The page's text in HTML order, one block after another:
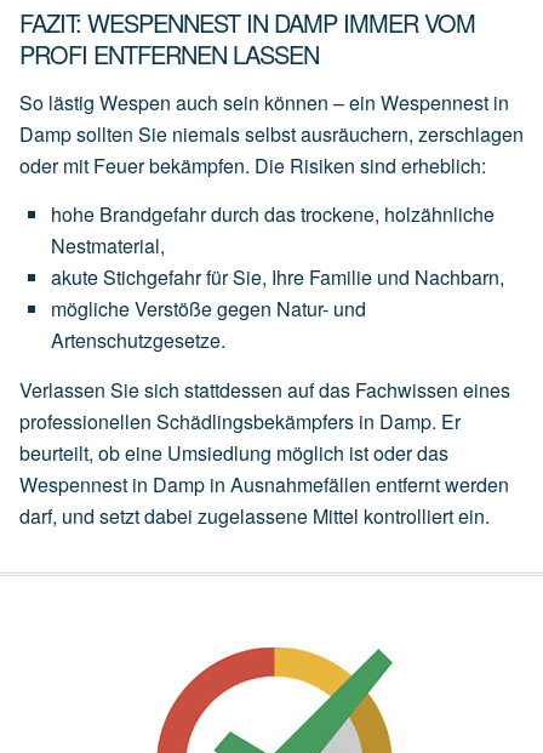
FAZIT: WESPENNEST IN DAMP IMMER VOM
PROFI ENTFERNEN LASSEN
So lästig Wespen auch sein können – ein Wespennest in
Damp sollten Sie niemals selbst ausräuchern, zerschlagen
oder mit Feuer bekämpfen. Die Risiken sind erheblich:
hohe Brandgefahrdurch dastrockene, holzähnliche
Nestmaterial,
akuteStichgefahrfürSie, Ihre Familie und Nachbarn,
möglicheVerstößegegen Natur- und
Artenschutzgesetze.
Verlassen Sie sich stattdessen auf das Fachwissen eines
professionellen Schädlingsbekämpfers in Damp. Er
beurteilt, ob eine Umsiedlung möglich ist oder das
Wespennest in Damp in Ausnahmefällen entfernt werden
darf, und setzt dabei zugelassene Mittel kontrolliert ein.